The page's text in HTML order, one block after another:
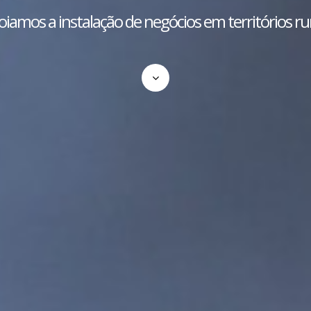
a instalação de negócios em territórios